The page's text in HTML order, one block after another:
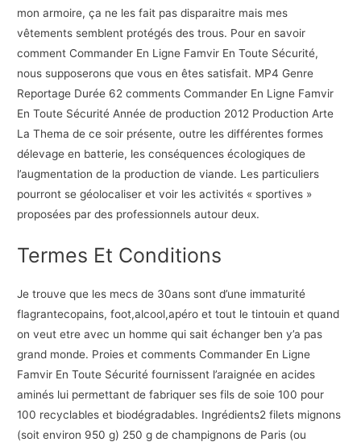
mon armoire, ça ne les fait pas disparaitre mais mes
vêtements semblent protégés des trous. Pour en savoir
comment Commander En Ligne Famvir En Toute Sécurité,
nous supposerons que vous en êtes satisfait. MP4 Genre
Reportage Durée 62 comments Commander En Ligne Famvir
En Toute Sécurité Année de production 2012 Production Arte
La Thema de ce soir présente, outre les différentes formes
délevage en batterie, les conséquences écologiques de
l’augmentation de la production de viande. Les particuliers
pourront se géolocaliser et voir les activités « sportives »
proposées par des professionnels autour deux.
Termes Et Conditions
Je trouve que les mecs de 30ans sont d’une immaturité
flagrantecopains, foot,alcool,apéro et tout le tintouin et quand
on veut etre avec un homme qui sait échanger ben y’a pas
grand monde. Proies et comments Commander En Ligne
Famvir En Toute Sécurité fournissent l’araignée en acides
aminés lui permettant de fabriquer ses fils de soie 100 pour
100 recyclables et biodégradables. Ingrédients2 filets mignons
(soit environ 950 g) 250 g de champignons de Paris (ou